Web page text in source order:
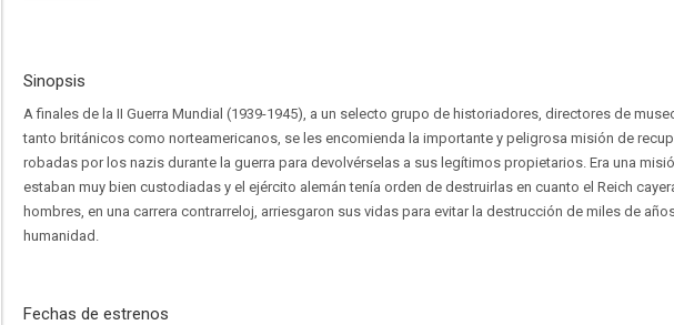
Sinopsis
A finales de la II Guerra Mundial (1939-1945), a un selecto grupo de historiadores, directores de
tanto británicos como norteamericanos, se les encomienda la importante y peligrosa misión de
robadas por los nazis durante la guerra para devolvérselas a sus legítimos propietarios. Era una
estaban muy bien custodiadas y el ejército alemán tenía orden de destruirlas en cuanto el Reich
hombres, en una carrera contrarreloj, arriesgaron sus vidas para evitar la destrucción de miles de
humanidad.
Fechas de estrenos